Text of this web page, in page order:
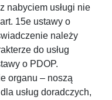
nabyciem usługi nie
15e ustawy o
należy
do usług
o PDOP.
organu – noszą
usług doradczych,